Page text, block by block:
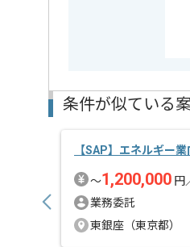
条件が似ている
【SAP】エネルギー
〜1,200,000 円
業務委託
東銀座（東京都）